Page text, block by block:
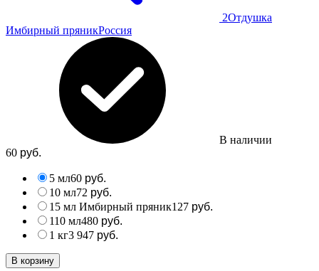
2Отдушка
Имбирный пряникРоссия
В наличии
60 руб.
5 мл60 руб.
10 мл72 руб.
15 мл Имбирный пряник127 руб.
110 мл480 руб.
1 кг3 947 руб.
В корзину